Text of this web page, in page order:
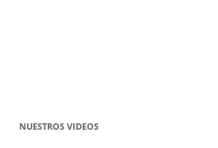
NUESTROS VIDEOS